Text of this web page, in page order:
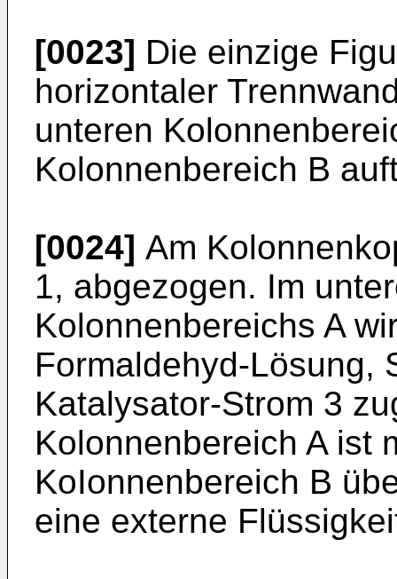
[0023] Die einzige
horizontaler
unteren
Kolonnenbereich B
[0024] Am
1, abgezogen. Im
Kolonnenbereichs A
Formaldehyd-Lösung,
Katalysator-Strom 3
Kolonnenbereich A ist
KoIonnenbereich B
eine externe